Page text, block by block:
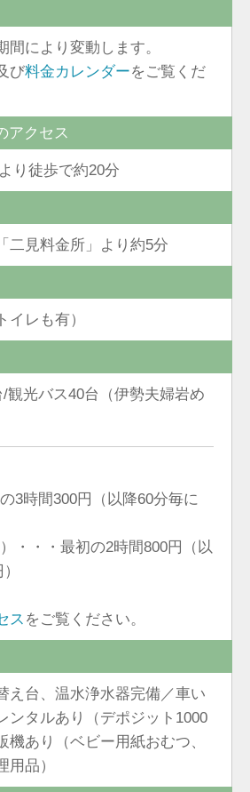
間により変動します。
び料金カレンダーをご覧くだ
アクセス
り徒歩で約20分
二見料金所」より約5分
レも有）
観光バス40台（伊勢夫婦岩め
3時間300円（以降60分毎に
・・・最初の2時間800円（以
ス をご覧ください。
え台、温水浄水器完備／車い
ンタルあり（デポジット1000
機あり（ベビー用紙おむつ、
品）